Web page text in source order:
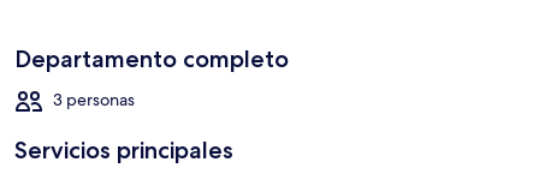
Departamento completo
3 personas
Servicios principales